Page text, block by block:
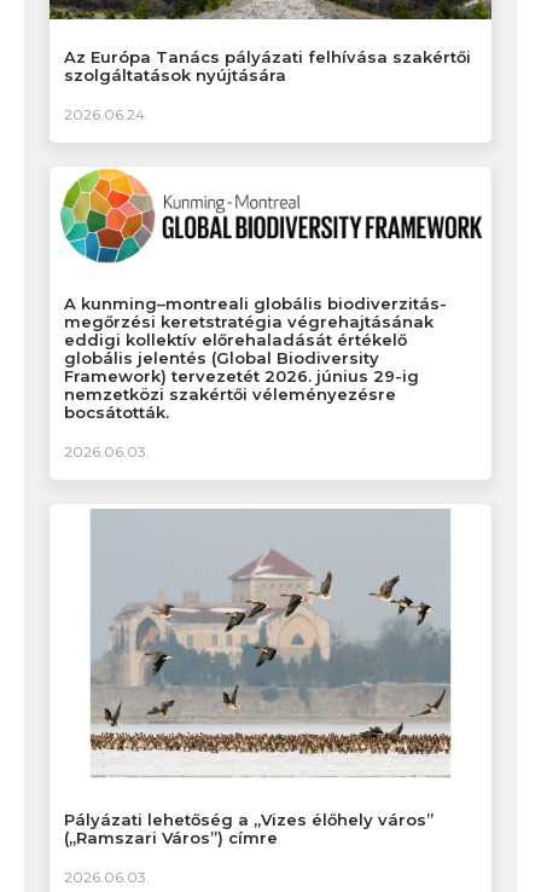
Az Európa Tanács pályázati felhívása szakértői
szolgáltatások nyújtására
2026.06.24.
A kunming–montreali globális biodiverzitás-
megőrzési keretstratégia végrehajtásának
eddigi kollektív előrehaladását értékelő
globális jelentés (Global Biodiversity
Framework) tervezetét 2026. június 29-ig
nemzetközi szakértői véleményezésre
bocsátották.
2026.06.03.
Pályázati lehetőség a „Vizes élőhely város”
(„Ramszari Város”) címre
2026.06.03.